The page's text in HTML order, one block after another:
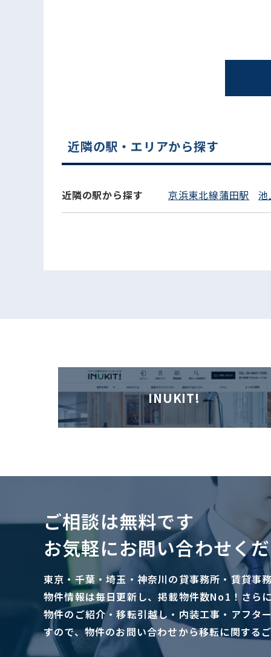
電話でお問い合わせ
近隣の駅・エリアから探す
近隣の駅から探す 京浜東北線蒲田駅
INUKIT!
ご相談は無料です
お気軽にお問い合わせく
東京・千葉・埼玉・神奈川の貸事務所・賃貸事
物件情報は毎日更新し、掲載物件数No1！さら
物件のご紹介・移転引越し・内装工事・アフタ
すので、物件のお問い合わせから移転に関する